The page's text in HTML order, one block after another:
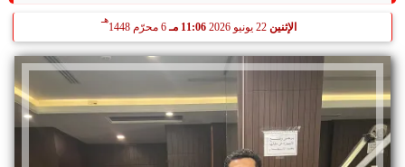
الإثنين 11:06 مـ 6 محرّم 1448
هـ